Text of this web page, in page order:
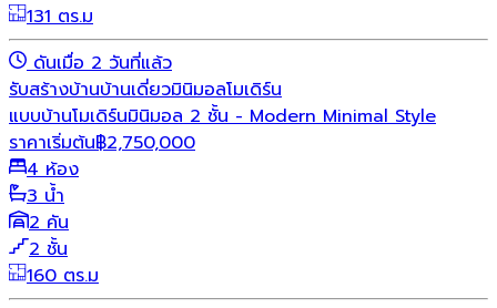
131 ตร.ม
ดันเมื่อ 2 วันที่แล้ว
รับสร้างบ้านบ้านเดี่ยวมินิมอลโมเดิร์น
แบบบ้านโมเดิร์นมินิมอล 2 ชั้น - Modern Minimal Style
ราคาเริ่มต้น฿2,750,000
4 ห้อง
3 น้ำ
2 คัน
2 ชั้น
160 ตร.ม